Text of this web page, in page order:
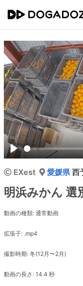
Play
EXest 愛媛県西
明浜みかん 選
動画の種類: 通常動画
拡張子: .mp4
撮影時期: 冬(12月〜2月)
動画の長さ: 14.4 秒